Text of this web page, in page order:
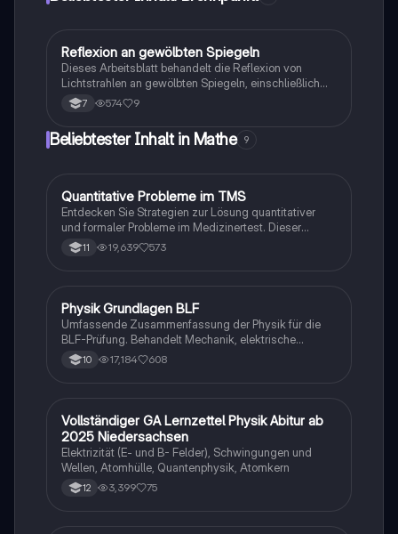
Physik
Reflexion an gewölbten Spiegeln
Dieses Arbeitsblatt behandelt die Reflexion von
Lichtstrahlen an gewölbten Spiegeln, einschließlich
der Unterschiede zwischen Hohl- und Wölbspiegeln.
Es erklärt das Reflexionsgesetz und die Erzeugung
Ideal für Schüler, die die Grundlagen der
7 574 9
Beliebtester Inhalt in Mathe 9
Mathe
Quantitative Probleme im TMS
Entdecken Sie Strategien zur Lösung quantitativer
und formaler Probleme im Medizinertest. Dieser
Leitfaden umfasst wichtige Formeln zur
Prozentrechnung, Umrechnungen von Einheiten und
vorbereiten und ihre mathematischen Fähigkeiten
verbessern möchten.
11 19,639 573
Physik
Physik Grundlagen BLF
Umfassende Zusammenfassung der Physik für die
BLF-Prüfung. Behandelt Mechanik, elektrische
Schaltungen, elektromagnetische Induktion, Optik
und mehr. Ideal für Studierende zur Vorbereitung auf
Lichtbrechung.
10 17,184 608
Physik
Vollständiger GA Lernzettel Physik Abitur ab
2025 Niedersachsen
Elektrizität (E- und B- Felder), Schwingungen und
Wellen, Atomhülle, Quantenphysik, Atomkern
12 3,399 75